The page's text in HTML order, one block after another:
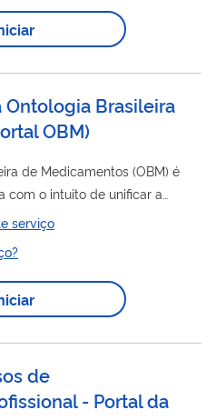
e
inovadoras em seus
Ontologia Brasileira
OBM)
de Medicamentos (OBM) é
com o intuito de unificar a
e produtos de saúde,
de dados única, bem como
são disponibilizados
e ações de controle
serviço
de
- Portal da